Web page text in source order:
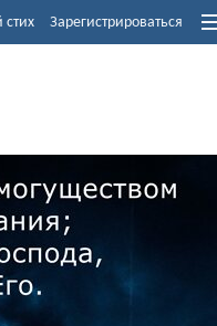
стих Зарегистрироваться